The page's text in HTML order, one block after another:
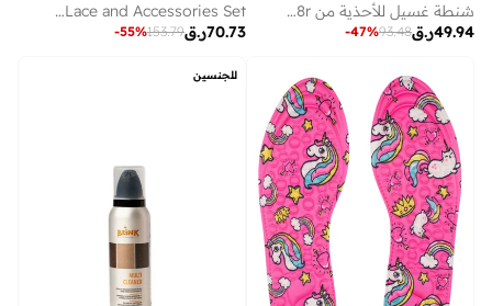
شنطة غسيل للأحذية من Reshoevn8r
ر.ق49.94
93.48
-47%
GIRLIE Shoe Lace and Accessories Set
ر.ق70.73
153.79
-55%
للجنسين